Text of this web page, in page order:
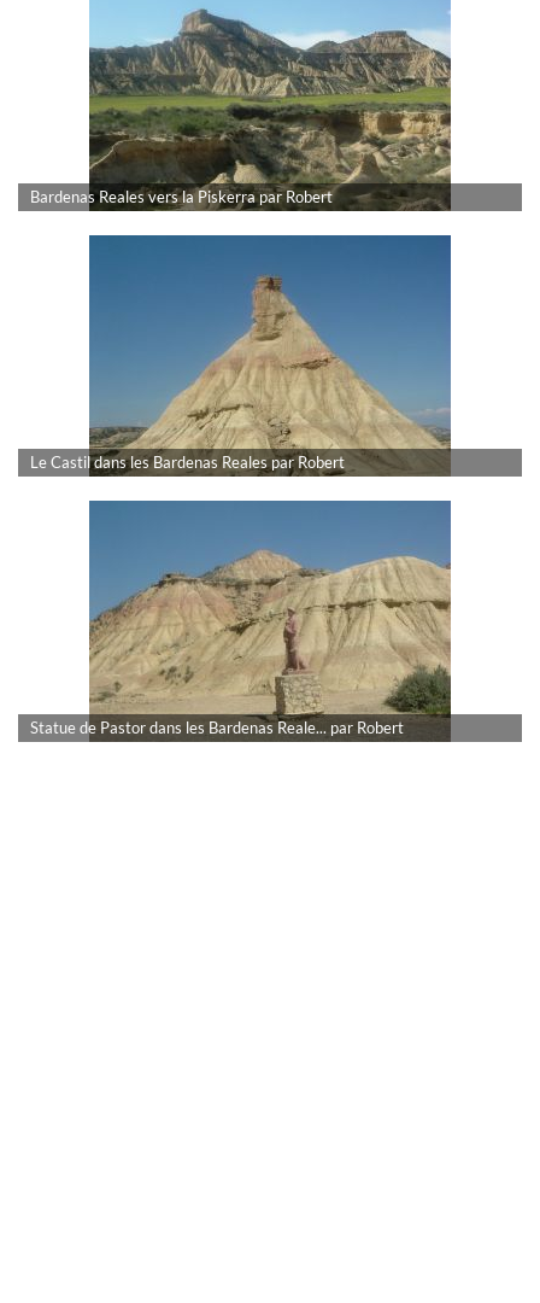
Bardenas Reales vers la Piskerra par Robert
Le Castil dans les Bardenas Reales par Robert
Statue de Pastor dans les Bardenas Reale... par Robert